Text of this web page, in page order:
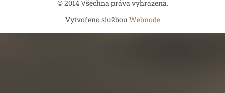
© 2014 Všechna práva vyhrazena.
Vytvořeno službou Webnode